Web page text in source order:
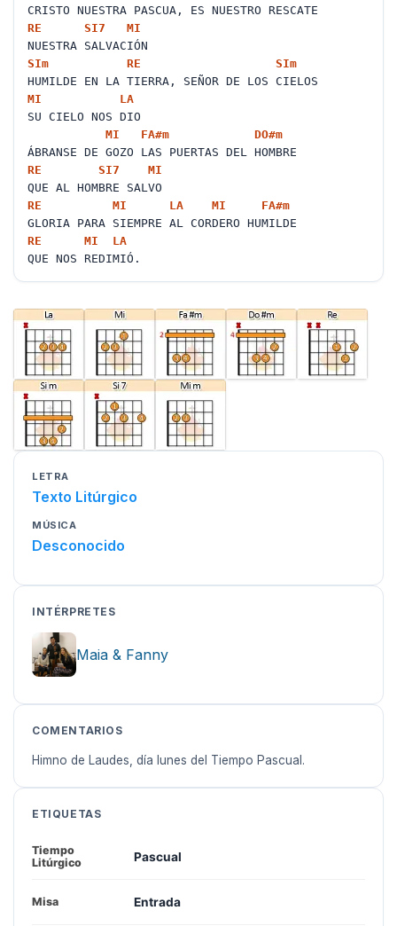
CRISTO NUESTRA PASCUA, ES NUESTRO RESCATE
RE
SI7
MI
NUESTRA SALVACIÓN
SIm RE SIm
HUMILDE EN LA TIERRA, SEÑOR DE LOS CIELOS
MI
LA
SU CIELO NOS DIO
MI
FA#m DO#m
ÁBRANSE DE GOZO LAS PUERTAS DEL HOMBRE
RE
SI7
MI
QUE AL HOMBRE SALVO
RE
MI LA MI FA#m
GLORIA PARA SIEMPRE AL CORDERO HUMILDE
RE
MI
LA
QUE NOS REDIMIÓ.
LETRA
Texto Litúrgico
MÚSICA
Desconocido
INTÉRPRETES
Maia & Fanny
COMENTARIOS
Himno de Laudes, día lunes del Tiempo Pascual.
ETIQUETAS
Tiempo
Litúrgico
Pascual
Misa Entrada